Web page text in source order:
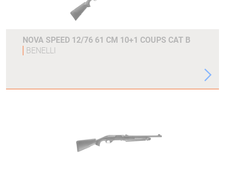
NOVA SPEED 12/76 61 CM 10+1 COUPS CAT B
BENELLI